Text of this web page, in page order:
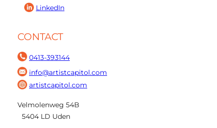
LinkedIn
CONTACT
0413-393144
info@artistcapitol.com
artistcapitol.com
Velmolenweg 54B
5404 LD Uden